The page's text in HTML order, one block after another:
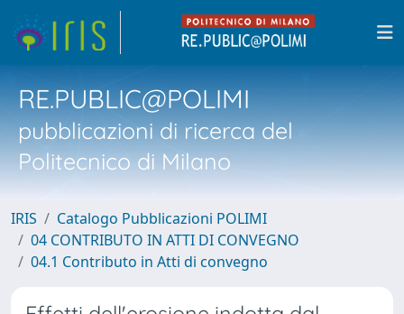
RE.PUBLIC@POLIMI
pubblicazioni di ricerca del
Politecnico di Milano
IRIS
Catalogo Pubblicazioni POLIMI
04 CONTRIBUTO IN ATTI DI CONVEGNO
04.1 Contributo in Atti di convegno